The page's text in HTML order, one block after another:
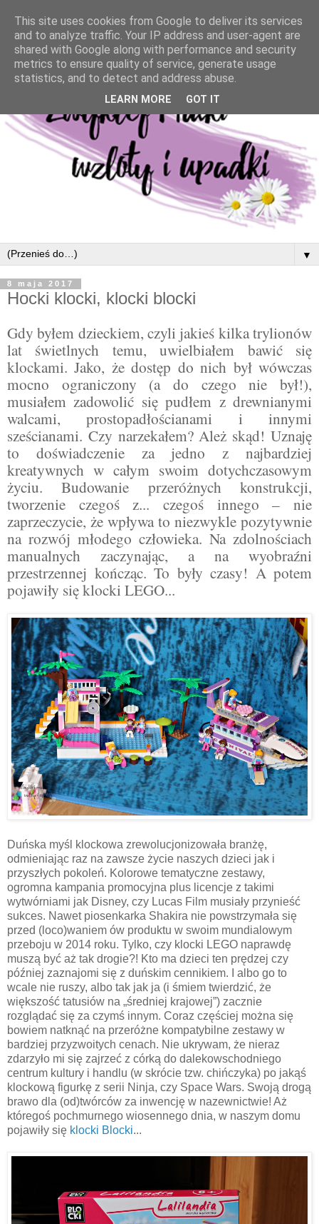
▼
8 maja 2017
Hocki klocki, klocki blocki
Gdy byłem dzieckiem, czyli jakieś kilka trylionów
lat świetlnych temu, uwielbiałem bawić się
klockami. Jako, że dostęp do nich był wówczas
mocno ograniczony (a do czego nie był!),
musiałem zadowolić się pudłem z drewnianymi
walcami, prostopadłościanami i innymi
sześcianami. Czy narzekałem? Ależ skąd! Uznaję
to doświadczenie za jedno z najbardziej
kreatywnych w całym swoim dotychczasowym
życiu. Budowanie przeróżnych konstrukcji,
tworzenie czegoś z... czegoś innego – nie
zaprzeczycie, że wpływa to niezwykle pozytywnie
na rozwój młodego człowieka. Na zdolnościach
manualnych zaczynając, a na wyobraźni
przestrzennej kończąc. To były czasy! A potem
pojawiły się klocki LEGO...
Duńska myśl klockowa zrewolucjonizowała branżę,
odmieniając raz na zawsze życie naszych dzieci jak i
przyszłych pokoleń. Kolorowe tematyczne zestawy,
ogromna kampania promocyjna plus licencje z takimi
wytwórniami jak Disney, czy Lucas Film musiały przynieść
sukces. Nawet piosenkarka Shakira nie powstrzymała się
przed (loco)waniem ów produktu w swoim mundialowym
przeboju w 2014 roku. Tylko, czy klocki LEGO naprawdę
muszą być aż tak drogie?! Kto ma dzieci ten prędzej czy
później zaznajomi się z duńskim cennikiem. I albo go to
wcale nie ruszy, albo tak jak ja (i śmiem twierdzić, że
większość tatusiów na „średniej krajowej”) zacznie
rozglądać się za czymś innym. Coraz częściej można się
bowiem natknąć na przeróżne kompatybilne zestawy w
bardziej przyzwoitych cenach. Nie ukrywam, że nieraz
zdarzyło mi się zajrzeć z córką do dalekowschodniego
centrum kultury i handlu (w skrócie tzw. chińczyka) po jakąś
klockową figurkę z serii Ninja, czy Space Wars. Swoją drogą
brawo dla (od)twórców za inwencję w nazewnictwie! Aż
któregoś pochmurnego wiosennego dnia, w naszym domu
pojawiły się klocki Blocki...
This site uses cookies from Google to deliver its services
and to analyze traffic. Your IP address and user-agent are
shared with Google along with performance and security
metrics to ensure quality of service, generate usage
statistics, and to detect and address abuse.
LEARN MORE GOT IT